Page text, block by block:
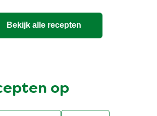
Bekijk alle recepten
op